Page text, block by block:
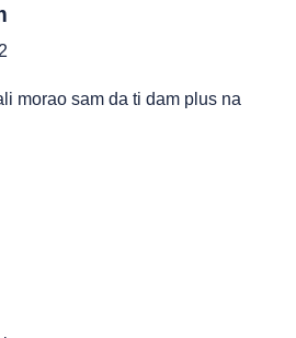
morao sam da ti dam plus na